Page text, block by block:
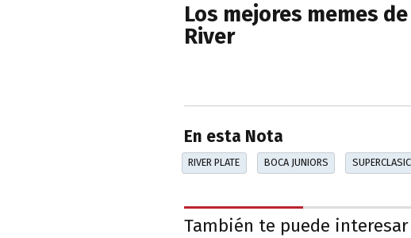
Los mejores memes
River
En esta Nota
RIVER PLATE BOCA JUNIORS
También te puede interesar